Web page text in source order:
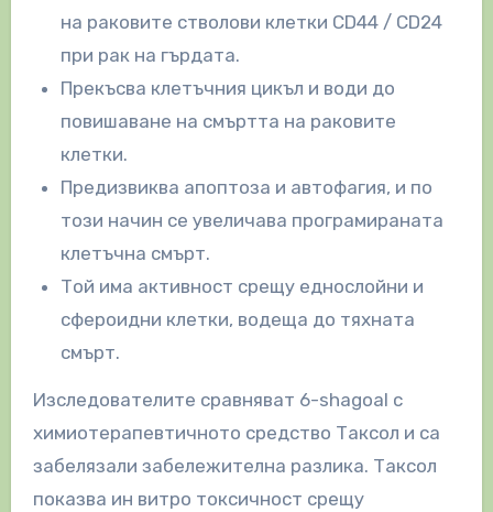
на раковите стволови клетки CD44 / CD24
при рак на гърдата.
Прекъсва клетъчния цикъл и води до
повишаване на смъртта на раковите
клетки.
Предизвиква апоптоза и автофагия, и по
този начин се увеличава програмираната
клетъчна смърт.
Той има активност срещу еднослойни и
сфероидни клетки, водеща до тяхната
смърт.
Изследователите сравняват 6-shagoal с
химиотерапевтичното средство Таксол и са
забелязали забележителна разлика. Таксол
показва ин витро токсичност срещу